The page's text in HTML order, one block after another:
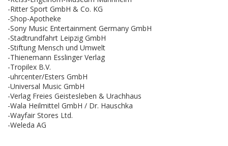
-Ritter Sport GmbH & Co. KG
-Shop-Apotheke
-Sony Music Entertainment Germany GmbH
-Stadtrundfahrt Leipzig GmbH
-Stiftung Mensch und Umwelt
-Thienemann Esslinger Verlag
-Tropilex B.V.
-uhrcenter/Esters GmbH
-Universal Music GmbH
-Verlag Freies Geistesleben & Urachhaus
-Wala Heilmittel GmbH / Dr. Hauschka
-Wayfair Stores Ltd.
-Weleda AG